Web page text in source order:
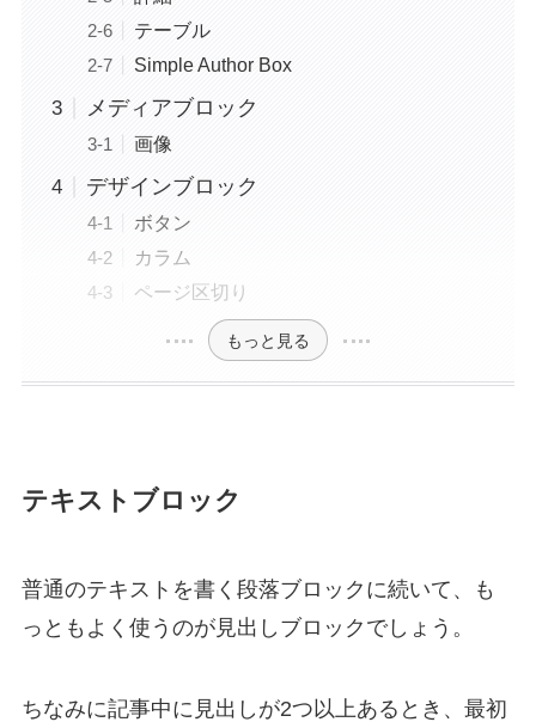
テーブル
Simple Author Box
メディアブロック
画像
デザインブロック
ボタン
カラム
ページ区切り
もっと見る
テキストブロック
普通のテキストを書く 段落ブロックに続いて、も
っともよく使うのが見出し ブロックでしょう。
ちなみに記事中に 見出しが2つ以上あるとき、 最初